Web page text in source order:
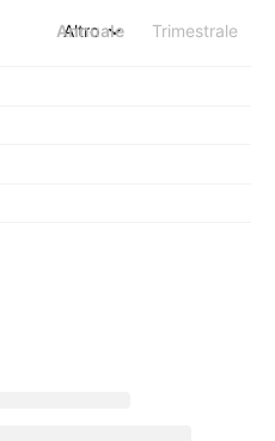
Annuale Trimestrale
Altro